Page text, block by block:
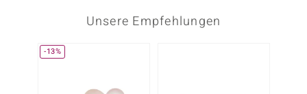
Unsere Empfehlungen
-13%